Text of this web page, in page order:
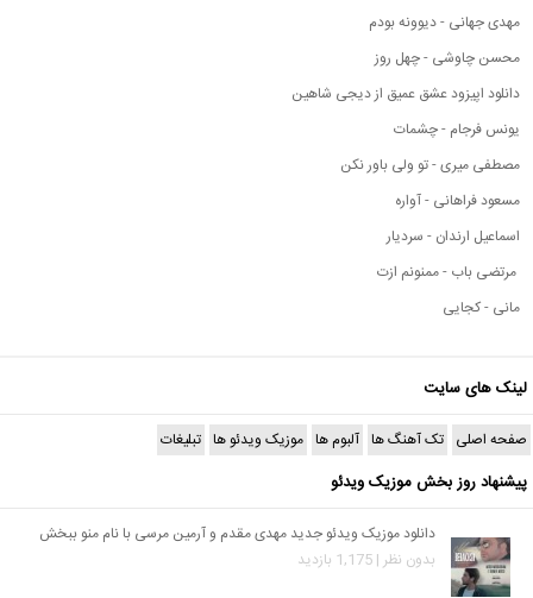
مهدی جهانی - دیوونه بودم
محسن چاوشی - چهل روز
دانلود اپیزود عشق عمیق از دیجی شاهین
یونس فرجام - چشمات
مصطفی میری - تو ولی باور نکن
مسعود فراهانی - آواره
اسماعیل ارندان - سردیار
مرتضی باب - ممنونم ازت
مانی - کجایی
لینک های سایت
صفحه اصلی تک آهنگ ها آلبوم ها موزیک ویدئو ها تبلیغات
پیشنهاد روز بخش موزیک ویدئو
دانلود موزیک ویدئو جدید مهدی مقدم و آرمین مرسی با نام منو ببخش
بدون نظر | 1,175 بازدید